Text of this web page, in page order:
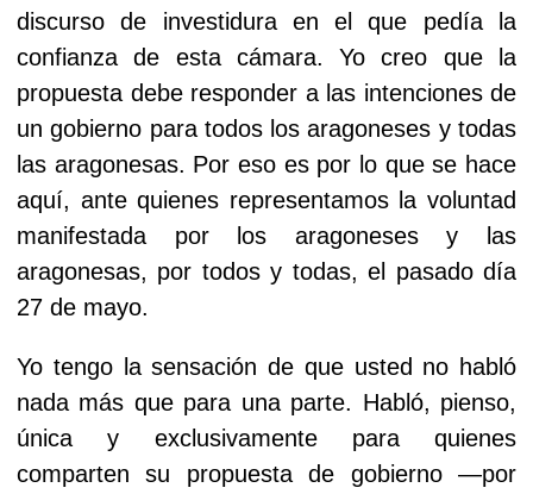
discurso de investidura en el que pedía la
confianza de esta cámara. Yo creo que la
propuesta debe responder a las intenciones de
un gobierno para todos los aragoneses y todas
las aragonesas. Por eso es por lo que se hace
aquí, ante quienes representamos la voluntad
manifestada por los aragoneses y las
aragonesas, por todos y todas, el pasado día
27 de mayo.
Yo tengo la sensación de que usted no habló
nada más que para una parte. Habló, pienso,
única y exclusivamente para quienes
comparten su propuesta de gobierno —por